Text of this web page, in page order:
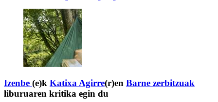
Izenbe (e)k Katixa Agirre(r)en Barne zerbitzuak
liburuaren kritika egin du